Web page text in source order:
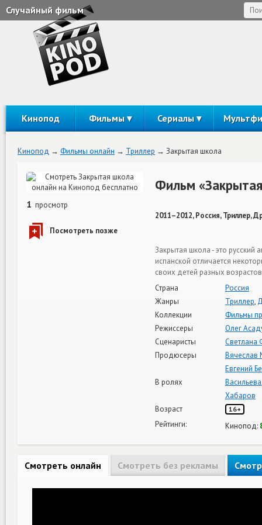
Случайный фильм
Кинопод Фильмы Сериалы
Кинопод Фильмы онлайн Триллер Закрытая школа
1 просмотр
Фильм
2011–2012, Россия, Триллер,
Закрытая школа - это русский
испанской отличается
своих детей разных
Страна
Россия
Жанры
Триллер,
Коллекции
Фильмы
Режиссеры
Олег
Сценаристы
Светлана
Продюсеры
Вячеслав
В ролях
Евгений
Васильева
Хабаров
Возраст
16+
Рейтинги: Кинопод:
Смотреть онлайн Смотреть без рекламы